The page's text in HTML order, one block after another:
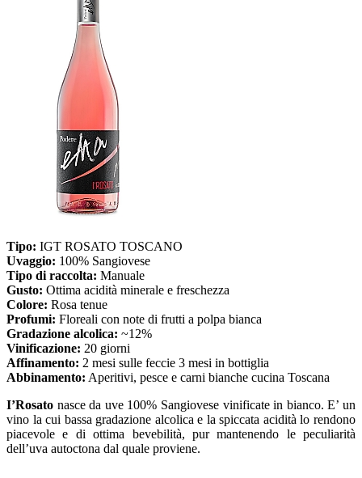
Tipo: IGT ROSATO TOSCANO
Uvaggio: 100% Sangiovese
Tipo di raccolta: Manuale
Gusto: Ottima acidità minerale e freschezza
Colore: Rosa tenue
Profumi: Floreali con note di frutti a polpa bianca
Gradazione alcolica: ~12%
Vinificazione: 20 giorni
Affinamento: 2 mesi sulle feccie 3 mesi in bottiglia
Abbinamento: Aperitivi, pesce e carni bianche cucina Toscana
I’Rosato nasce da uve 100% Sangiovese vinificate in bianco. E’ un
vino la cui bassa gradazione alcolica e la spiccata acidità lo rendono
piacevole e di ottima bevebilità, pur mantenendo le peculiarità
dell’uva autoctona dal quale proviene.